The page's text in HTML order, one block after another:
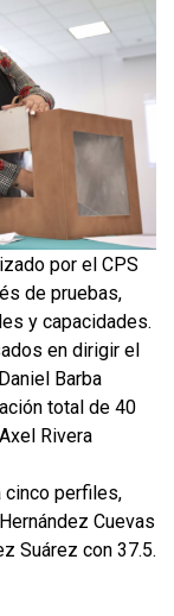
por el CPS
de pruebas,
y capacidades.
en dirigir el
Barba
total de 40
Rivera
cinco perfiles,
Cuevas
Suárez con 37.5.